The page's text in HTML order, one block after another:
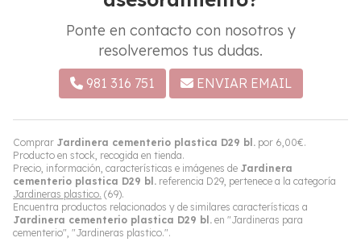
Comprar Jardinera cementerio plastica D29 bl. por 6,00€.
Producto en stock, recogida en tienda.
Precio, información, características e imágenes de Jardinera
cementerio plastica D29 bl. referencia D29, pertenece a la categoría
Jardineras plastico. (69).
Encuentra productos relacionados y de similares características a
Jardinera cementerio plastica D29 bl. en "Jardineras para
cementerio", "Jardineras plastico.".
Ponte en contacto con nosotros y
resolveremos tus dudas.
981 316 751 ENVIAR EMAIL